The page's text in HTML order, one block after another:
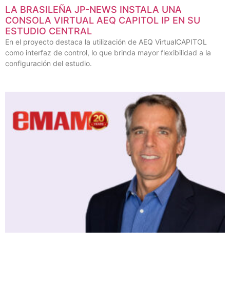
LA BRASILEÑA JP-NEWS INSTALA UNA
CONSOLA VIRTUAL AEQ CAPITOL IP EN SU
ESTUDIO CENTRAL
En el proyecto destaca la utilización de AEQ VirtualCAPITOL
como interfaz de control, lo que brinda mayor flexibilidad a la
configuración del estudio.